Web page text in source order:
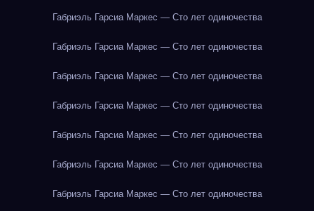
Габриэль Гарсиа Маркес — Сто лет одиночества
Габриэль Гарсиа Маркес — Сто лет одиночества
Габриэль Гарсиа Маркес — Сто лет одиночества
Габриэль Гарсиа Маркес — Сто лет одиночества
Габриэль Гарсиа Маркес — Сто лет одиночества
Габриэль Гарсиа Маркес — Сто лет одиночества
Габриэль Гарсиа Маркес — Сто лет одиночества